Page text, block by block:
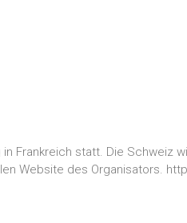
Frankreich statt. Die Schweiz
Website des Organisators.